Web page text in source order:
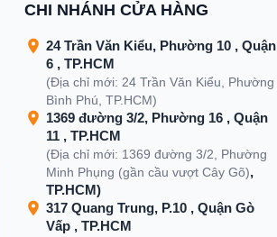
CHI NHÁNH CỬA HÀNG
24 Trần Văn Kiểu, Phường 10 , Quận
6 , TP.HCM
(Địa chỉ mới: 24 Trần Văn Kiểu, Phường
Bình Phú, TP.HCM)
1369 đường 3/2, Phường 16 , Quận
11 , TP.HCM
(Địa chỉ mới: 1369 đường 3/2, Phường
Minh Phụng (gần cầu vượt Cây Gõ),
TP.HCM)
317 Quang Trung, P.10 , Quận Gò
Vấp , TP.HCM